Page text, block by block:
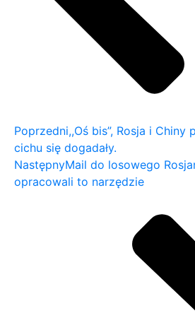
Poprzedni,,Oś bis”, Rosja i
cichu się dogadały.
NastępnyMail do losowego
opracowali to narzędzie